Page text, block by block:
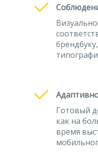
Готовый
как на
время